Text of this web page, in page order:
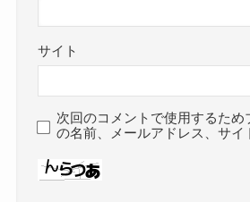
サイト
次回のコメントで使用するため
の名前、メールアドレス、サイ